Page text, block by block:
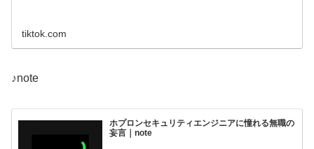
tiktok.com
♪note
ホプロンセキュリティエンジニアに憧れる無職の
妄言｜note